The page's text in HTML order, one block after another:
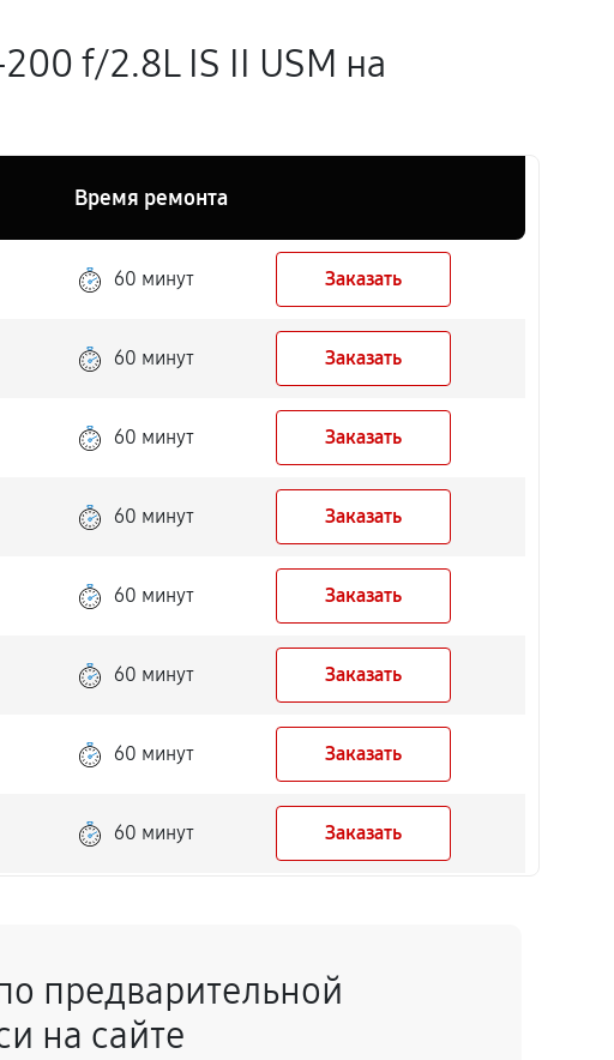
f/2.8L IS II USM на
Время ремонта
60 минут Заказать
60 минут Заказать
60 минут Заказать
60 минут Заказать
60 минут Заказать
60 минут Заказать
60 минут Заказать
60 минут Заказать
60 минут Заказать
предварительной
на сайте